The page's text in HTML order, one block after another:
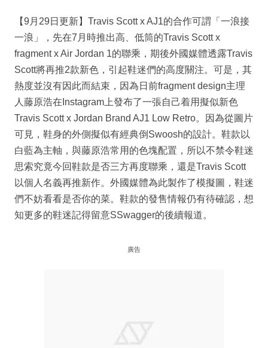
【9月29日更新】Travis Scott x AJ1的合作可謂「一浪接
一浪」，先在7月時推出高、低筒的Travis Scott x
fragment x Air Jordan 1的聯乘，期後外國媒體透露Travis
Scott將再推2款新色，引起鞋迷們的高度關注。可是，其
熱度並沒有因此而結束，因為日前fragment design主理
人藤原浩在Instagram上發布了一張自己着用擬似新色
Travis Scott x Jordan Brand AJ1 Low Retro。因為從圖片
可見，鞋身的外側擬似有經典倒Swoosh的設計。鞋款以
白藍為主軸，與藤原浩常用的色塊配置，所以不禁令鞋迷
思索究竟今回鞋款是否三方再度聯乘，還是Travis Scott
以個人名義再推新作。外國媒體為此製作了模擬圖，鞋迷
們不妨看看是否你的菜。鞋款的發售情報仍有待確認，想
知更多的鞋迷記得留意SSwagger的後續報道。
廣告